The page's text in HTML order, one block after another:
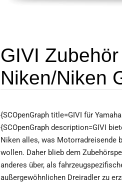
GIVI
Niken/Niken
{SCOpenGraph title=GIVI für
{SCOpenGraph description=GIVI
Niken alles, was Motorradreisende
wollen. Daher blieb dem
anderes über, als
außergewöhnlichen Dreiradler zu